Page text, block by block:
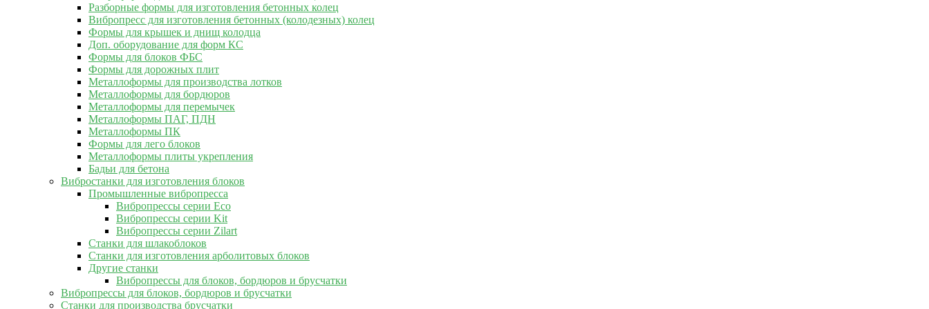
Разборные формы для изготовления бетонных колец
Вибропресс для изготовления бетонных (колодезных) колец
Формы для крышек и днищ колодца
Доп. оборудование для форм КС
Формы для блоков ФБС
Формы для дорожных плит
Металлоформы для производства лотков
Металлоформы для бордюров
Металлоформы для перемычек
Металлоформы ПАГ, ПДН
Металлоформы ПК
Формы для лего блоков
Металлоформы плиты укрепления
Бадьи для бетона
Вибростанки для изготовления блоков
Промышленные вибропресса
Вибропрессы серии Eco
Вибропрессы серии Kit
Вибропрессы серии Zilart
Станки для шлакоблоков
Станки для изготовления арболитовых блоков
Другие станки
Вибропрессы для блоков, бордюров и брусчатки
Вибропрессы для блоков, бордюров и брусчатки
Станки для производства брусчатки